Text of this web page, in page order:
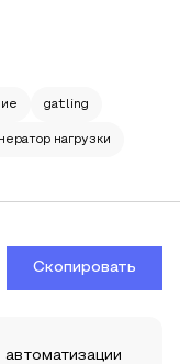
gatling
нагрузки
Скопировать